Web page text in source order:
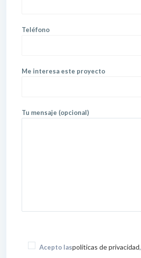
Teléfono
Me interesa este proyecto
Tu mensaje (opcional)
Acepto laspolíticas de privacidad,